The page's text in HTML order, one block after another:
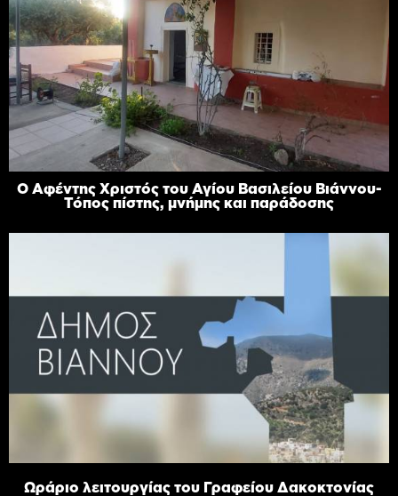
Ο Αφέντης Χριστός του Αγίου Βασιλείου Βιάννου-
Τόπος πίστης, μνήμης και παράδοσης
Ωράριο λειτουργίας του Γραφείου Δακοκτονίας